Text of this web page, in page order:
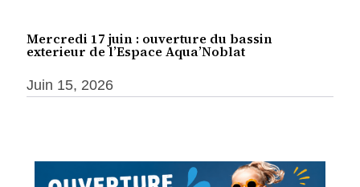
Mercredi 17 juin : ouverture du bassin
exterieur de l’Espace Aqua’Noblat
Juin 15, 2026